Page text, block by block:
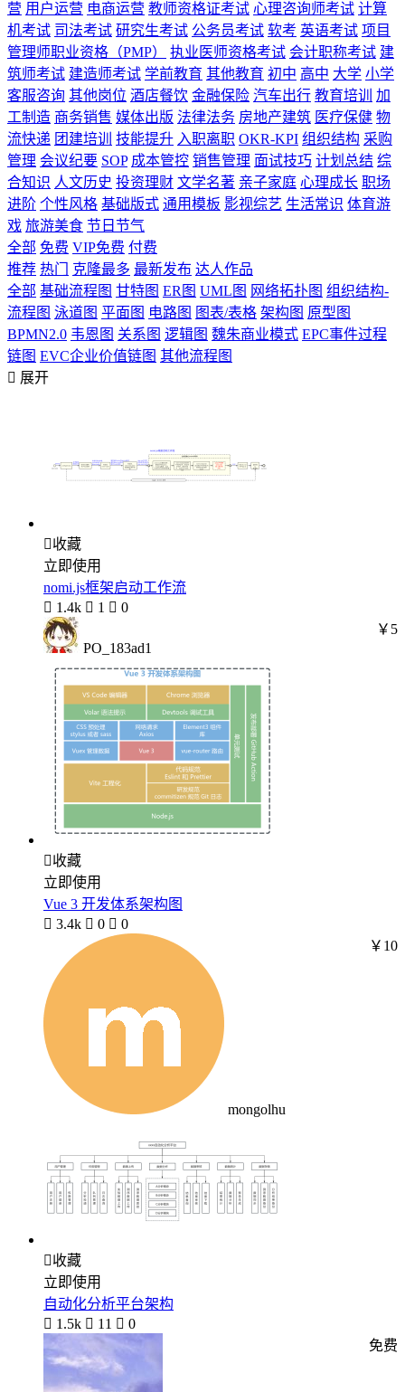
营 用户运营 电商运营 教师资格证考试 心理咨询师考试 计算
机考试 司法考试 研究生考试 公务员考试 软考 英语考试 项目
管理师职业资格（PMP）
执业医师资格考试 会计职称考试 建
筑师考试 建造师考试 学前教育 其他教育 初中 高中 大学 小学
客服咨询 其他岗位 酒店餐饮 金融保险 汽车出行 教育培训
加
工制造 商务销售 媒体出版 法律法务 房地产建筑 医疗保健 物
流快递 团建培训 技能提升 入职离职 OKR-KPI 组织结构 采购
管理 会议纪要 SOP 成本管控 销售管理 面试技巧 计划总结 综
合知识 人文历史 投资理财 文学名著 亲子家庭 心理成长 职场
进阶 个性风格 基础版式 通用模板 影视综艺 生活常识 体育游
戏 旅游美食 节日节气
全部 免费 VIP免费 付费
推荐 热门 克隆最多 最新发布 达人作品
全部 基础流程图 甘特图 ER图 UML图 网络拓扑图 组织结构-
流程图 泳道图 平面图 电路图 图表/表格 架构图 原型图
BPMN2.0 韦恩图 关系图 逻辑图 魏朱商业模式 EPC事件过程
链图 EVC企业价值链图 其他流程图
 展开
收藏
立即使用
nomi.js框架启动工作流
 1.4k  1  0
PO_183ad1
￥5
收藏
立即使用
Vue 3 开发体系架构图
 3.4k  0  0
mongolhu
￥10
收藏
立即使用
自动化分析平台架构
 1.5k  11  0
免费